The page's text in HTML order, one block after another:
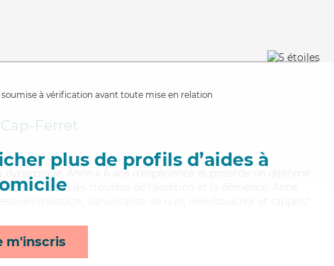
à vérification avant toute mise en relation
plus de profils d’aides à
m'inscris
Ferret
dynamique, Anne a 6 ans d'expérience et possède un diplôme
bien les troubles de l'audition et la démence, Anne